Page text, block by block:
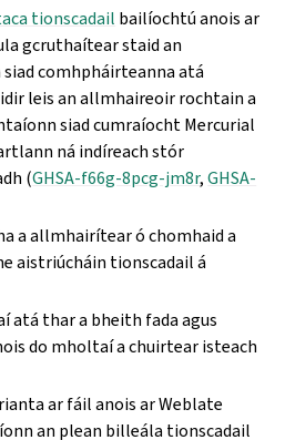
tionscadail bailíochtú anois ar
gcruthaítear staid an
comhpháirteanna atá
leis an allmhaireoir rochtain a
siad cumraíocht Mercurial
ná indíreach stór
(GHSA-f66g-8pcg-jm8r,GHSA-
a allmhairítear ó chomhaid a
aistriúcháin tionscadail á
atá thar a bheith fada agus
do mholtaí a chuirtear isteach
ar fáil anois ar Weblate
an plean billeála tionscadail